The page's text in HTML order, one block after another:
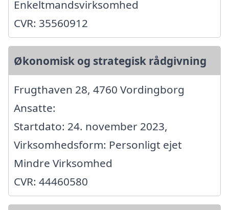
Enkeltmandsvirksomhed
CVR: 35560912
Økonomisk og strategisk rådgivning
Frugthaven 28, 4760 Vordingborg
Ansatte:
Startdato: 24. november 2023,
Virksomhedsform: Personligt ejet
Mindre Virksomhed
CVR: 44460580